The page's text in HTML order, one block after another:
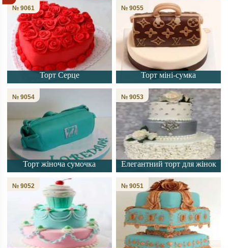
Торт Серце
№ 9061
Торт міні-сумка
№ 9055
Торт жіноча сумочка
№ 9054
Елегантний торт для жінок
№ 9053
№ 9052 № 9051